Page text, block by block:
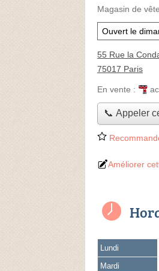
Magasin de
Ouvert le
55 Rue la
75017 Paris
En vente :
📞 Appeler
Améliorer
Lundi
Mardi